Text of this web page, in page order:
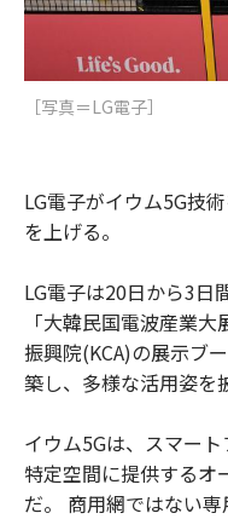
［写真＝LG電子］
LG電子がイウム5G技
を上げる。
LG電子は20日から3日
「大韓民国電波産業
振興院(KCA)の展示ブ
築し、多様な活用姿を
イウム5Gは、スマー
特定空間に提供するオ
だ。 商用網ではない